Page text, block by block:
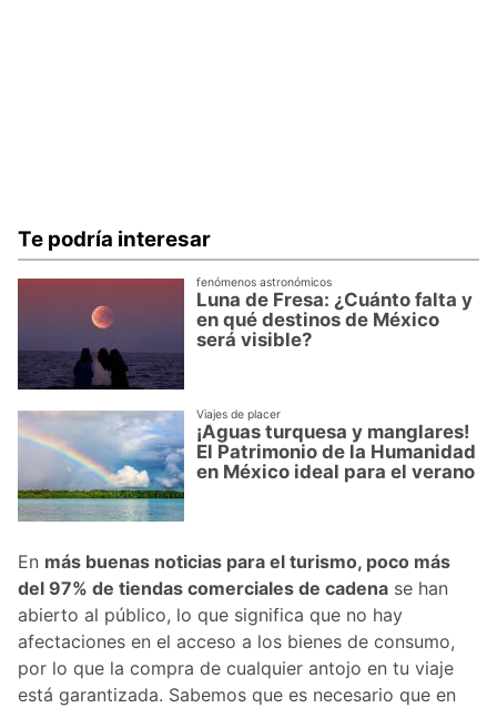
Te podría interesar
fenómenos astronómicos
Luna de Fresa: ¿Cuánto falta y
en qué destinos de México
será visible?
Viajes de placer
¡Aguas turquesa y manglares!
El Patrimonio de la Humanidad
en México ideal para el verano
En más buenas noticias para el turismo, poco más
del 97% de tiendas comerciales de cadena se han
abierto al público, lo que significa que no hay
afectaciones en el acceso a los bienes de consumo,
por lo que la compra de cualquier antojo en tu viaje
está garantizada. Sabemos que es necesario que en